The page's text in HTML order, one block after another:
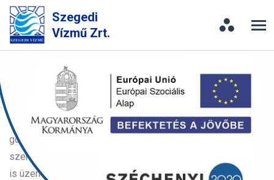
Szegedi
Vízmű Zrt.
Csatornahálózat üzemeltetés
A Szegedi Vízmű Zrt. közel 600 kilométernyi
csatornahálózat üzemeltetéséről és karbantartásáról
gondoskodik. A zárt csatornák egy részében együtt folyik a
szennyvíz a csapadékvízzel. Emellett záportározó tavakat
is üzemeltet a Társaság.